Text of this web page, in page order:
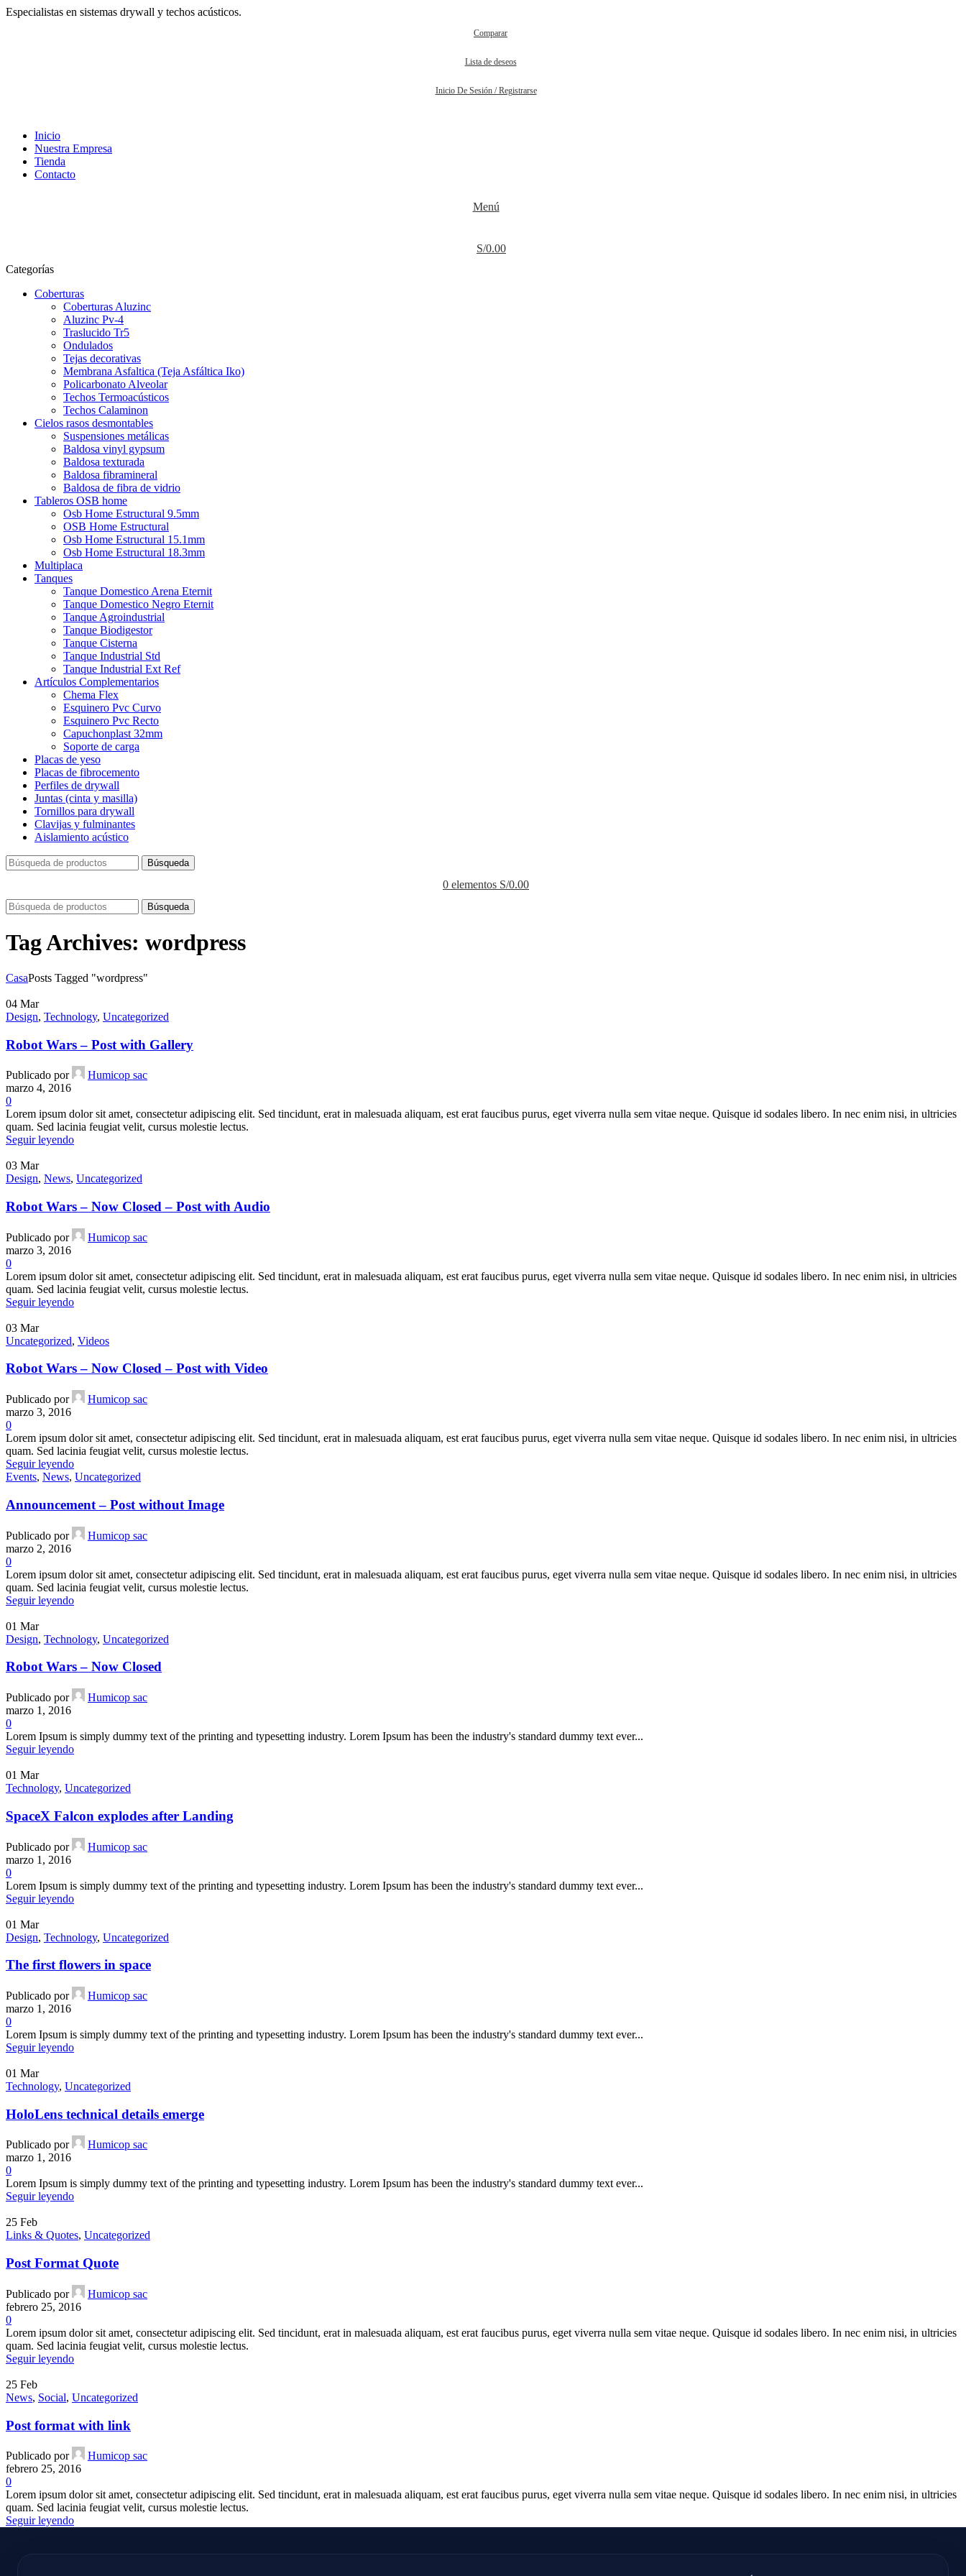
Especialistas en sistemas drywall y techos acústicos.
Comparar
Lista de deseos
Inicio De Sesión / Registrarse
Inicio
Nuestra Empresa
Tienda
Contacto
Menú
S/0.00
Categorías
Coberturas
Coberturas Aluzinc
Aluzinc Pv-4
Traslucido Tr5
Ondulados
Tejas decorativas
Membrana Asfaltica (Teja Asfáltica Iko)
Policarbonato Alveolar
Techos Termoacústicos
Techos Calaminon
Cielos rasos desmontables
Suspensiones metálicas
Baldosa vinyl gypsum
Baldosa texturada
Baldosa fibramineral
Baldosa de fibra de vidrio
Tableros OSB home
Osb Home Estructural 9.5mm
OSB Home Estructural
Osb Home Estructural 15.1mm
Osb Home Estructural 18.3mm
Multiplaca
Tanques
Tanque Domestico Arena Eternit
Tanque Domestico Negro Eternit
Tanque Agroindustrial
Tanque Biodigestor
Tanque Cisterna
Tanque Industrial Std
Tanque Industrial Ext Ref
Artículos Complementarios
Chema Flex
Esquinero Pvc Curvo
Esquinero Pvc Recto
Capuchonplast 32mm
Soporte de carga
Placas de yeso
Placas de fibrocemento
Perfiles de drywall
Juntas (cinta y masilla)
Tornillos para drywall
Clavijas y fulminantes
Aislamiento acústico
Búsqueda
0 elementos S/0.00
Búsqueda
Tag Archives: wordpress
CasaPosts Tagged "wordpress"
04 Mar
Design, Technology, Uncategorized
Robot Wars – Post with Gallery
Publicado por
Humicop sac
marzo 4, 2016
0
Lorem ipsum dolor sit amet, consectetur adipiscing elit. Sed tincidunt, erat in malesuada aliquam, est erat faucibus purus, eget viverra nulla sem vitae neque. Quisque id sodales libero. In nec enim nisi, in ultricies
quam. Sed lacinia feugiat velit, cursus molestie lectus.
Seguir leyendo
03 Mar
Design, News, Uncategorized
Robot Wars – Now Closed – Post with Audio
Publicado por
Humicop sac
marzo 3, 2016
0
Lorem ipsum dolor sit amet, consectetur adipiscing elit. Sed tincidunt, erat in malesuada aliquam, est erat faucibus purus, eget viverra nulla sem vitae neque. Quisque id sodales libero. In nec enim nisi, in ultricies
quam. Sed lacinia feugiat velit, cursus molestie lectus.
Seguir leyendo
03 Mar
Uncategorized, Videos
Robot Wars – Now Closed – Post with Video
Publicado por
Humicop sac
marzo 3, 2016
0
Lorem ipsum dolor sit amet, consectetur adipiscing elit. Sed tincidunt, erat in malesuada aliquam, est erat faucibus purus, eget viverra nulla sem vitae neque. Quisque id sodales libero. In nec enim nisi, in ultricies
quam. Sed lacinia feugiat velit, cursus molestie lectus.
Seguir leyendo
Events, News, Uncategorized
Announcement – Post without Image
Publicado por
Humicop sac
marzo 2, 2016
0
Lorem ipsum dolor sit amet, consectetur adipiscing elit. Sed tincidunt, erat in malesuada aliquam, est erat faucibus purus, eget viverra nulla sem vitae neque. Quisque id sodales libero. In nec enim nisi, in ultricies
quam. Sed lacinia feugiat velit, cursus molestie lectus.
Seguir leyendo
01 Mar
Design, Technology, Uncategorized
Robot Wars – Now Closed
Publicado por
Humicop sac
marzo 1, 2016
0
Lorem Ipsum is simply dummy text of the printing and typesetting industry. Lorem Ipsum has been the industry's standard dummy text ever...
Seguir leyendo
01 Mar
Technology, Uncategorized
SpaceX Falcon explodes after Landing
Publicado por
Humicop sac
marzo 1, 2016
0
Lorem Ipsum is simply dummy text of the printing and typesetting industry. Lorem Ipsum has been the industry's standard dummy text ever...
Seguir leyendo
01 Mar
Design, Technology, Uncategorized
The first flowers in space
Publicado por
Humicop sac
marzo 1, 2016
0
Lorem Ipsum is simply dummy text of the printing and typesetting industry. Lorem Ipsum has been the industry's standard dummy text ever...
Seguir leyendo
01 Mar
Technology, Uncategorized
HoloLens technical details emerge
Publicado por
Humicop sac
marzo 1, 2016
0
Lorem Ipsum is simply dummy text of the printing and typesetting industry. Lorem Ipsum has been the industry's standard dummy text ever...
Seguir leyendo
25 Feb
Links & Quotes, Uncategorized
Post Format Quote
Publicado por
Humicop sac
febrero 25, 2016
0
Lorem ipsum dolor sit amet, consectetur adipiscing elit. Sed tincidunt, erat in malesuada aliquam, est erat faucibus purus, eget viverra nulla sem vitae neque. Quisque id sodales libero. In nec enim nisi, in ultricies
quam. Sed lacinia feugiat velit, cursus molestie lectus.
Seguir leyendo
25 Feb
News, Social, Uncategorized
Post format with link
Publicado por
Humicop sac
febrero 25, 2016
0
Lorem ipsum dolor sit amet, consectetur adipiscing elit. Sed tincidunt, erat in malesuada aliquam, est erat faucibus purus, eget viverra nulla sem vitae neque. Quisque id sodales libero. In nec enim nisi, in ultricies
quam. Sed lacinia feugiat velit, cursus molestie lectus.
Seguir leyendo